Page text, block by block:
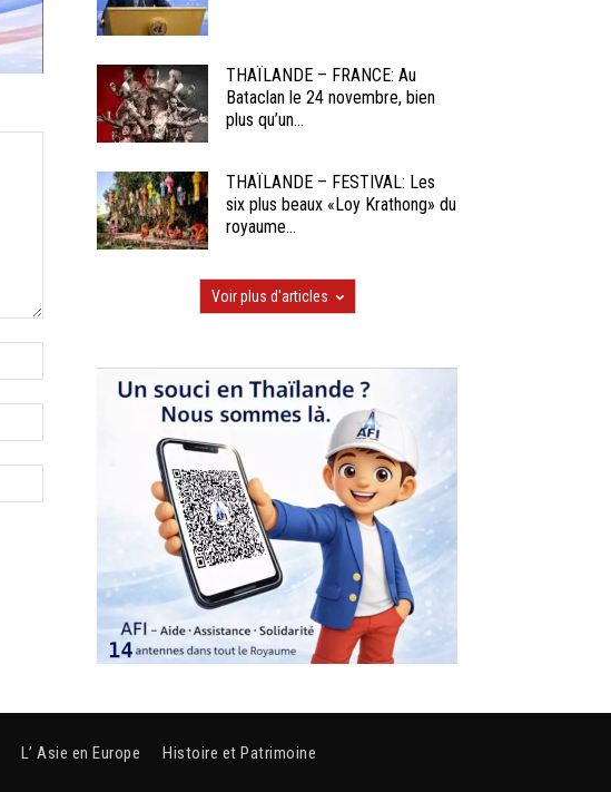
THAÏLANDE – FRANCE: Au
Bataclan le 24 novembre, bien
plus qu’un...
THAÏLANDE – FESTIVAL: Les
six plus beaux «Loy Krathong» du
royaume...
Voir plus d'articles
L’ Asie en Europe Histoire et Patrimoine